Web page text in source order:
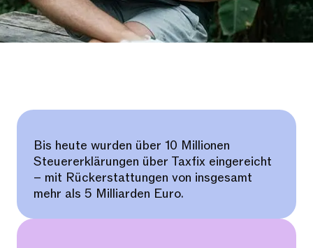
Bis heute wurden über 10 Millionen
Steuererklärungen über Taxfix eingereicht
– mit Rückerstattungen von insgesamt
mehr als 5 Milliarden Euro.